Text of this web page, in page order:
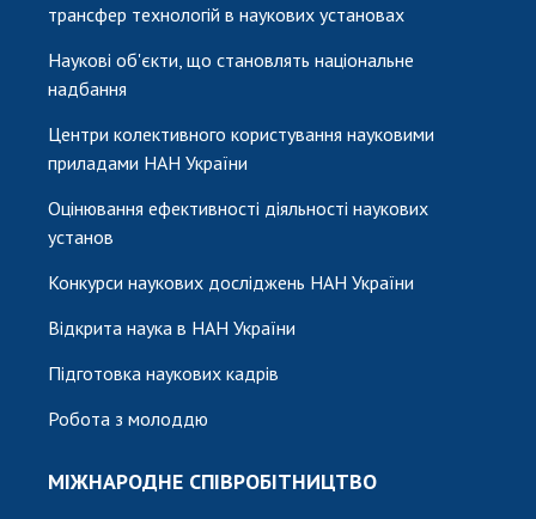
трансфер технологій в наукових установах
Наукові об'єкти, що становлять національне
надбання
Центри колективного користування науковими
приладами НАН України
Оцінювання ефективності діяльності наукових
установ
Конкурси наукових досліджень НАН України
Відкрита наука в НАН України
Підготовка наукових кадрів
Робота з молоддю
МІЖНАРОДНЕ СПІВРОБІТНИЦТВО